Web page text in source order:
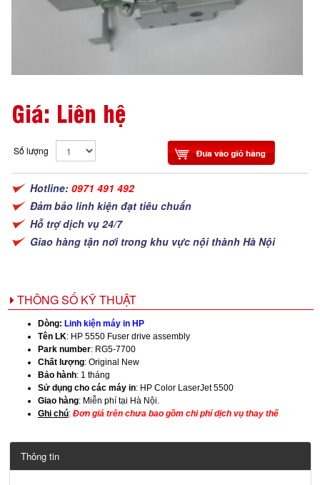
Giá: Liên hệ
Số lượng
Hotline: 0971 491 492
Đảm bảo linh kiện đạt tiêu chuẩn
Hỗ trợ dịch vụ 24/7
Giao hàng tận nơi trong khu vực nội thành Hà Nội
THÔNG SỐ KỸ THUẬT
Dòng: Linh kiện máy in HP
Tên LK: HP 5550 Fuser drive assembly
Park number: RG5-7700
Chất lượng: Original New
Bảo hành: 1 tháng
Sử dụng cho các máy in: HP Color LaserJet 5500
Giao hàng: Miễn phí tại Hà Nội.
Ghi chú: Đơn giá trên chưa bao gồm chi phí dịch vụ thay thế
Thông tin